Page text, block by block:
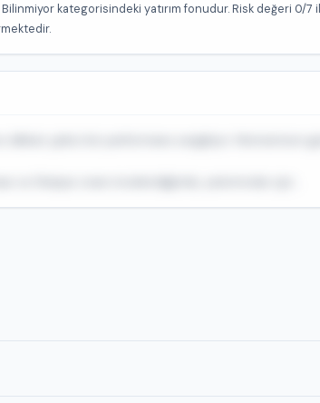
Bilinmiyor kategorisindeki yatırım fonudur. Risk değeri 0/